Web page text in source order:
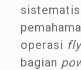
sistematis
operasi
bagian